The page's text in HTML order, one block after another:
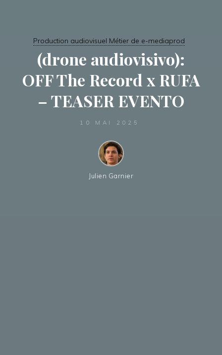
Production audiovisuel Métier de e-mediaprod
(drone audiovisivo):
OFF The Record x RUFA
– TEASER EVENTO
10 MAI 2025
Julien Garnier